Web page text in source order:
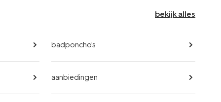
bekijk alles
badponcho's
aanbiedingen